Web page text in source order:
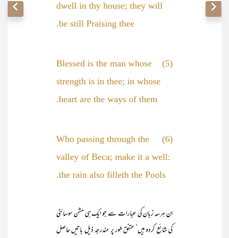
dwell in thy house; they will
be still Praising thee.
(5) Blessed is the man whose
strength is in thee; in whose
heart are the ways of them.
(6) Who passing through the
valley of Beca; make it a well:
the rain also filleth the Pools.
ان ہرسہ زبان کی عبارات سے جو ایک ہی مشن سوسائٹی
کی شائع کردہ ہیں‘ متفق طور پر مندرجہ ذیل باتیں حاصل